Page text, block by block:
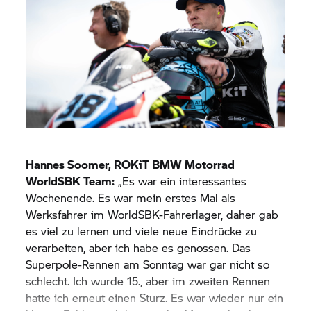
Fahrern an der Spitze zu bleiben, aber wir haben
in Bezug auf die Pace einen großen Schritt nach
vorn gemacht. Deshalb bin ich mit dem Rennen
wirklich sehr zufrieden, und insgesamt hatten wir
ein gutes Wochenende ohne Fehler. Es war
außerdem schön, Miguel wieder in der Box zu
haben, wie er uns unterstützt und einige
Ratschläge gegeben hat. Es war gut, ihn hier zu
daher gibt es nicht viele freie Tage, aber ich
genieße das. Ich freue mich auf Spa und hoffe,
dass wir dort wieder aufs Podium zurückkehren
können.“
Hannes Soomer, ROKiT BMW Motorrad
WorldSBK Team: „Es war ein interessantes
Wochenende. Es war mein erstes Mal als
Werksfahrer im WorldSBK-Fahrerlager, daher gab
es viel zu lernen und viele neue Eindrücke zu
verarbeiten, aber ich habe es genossen. Das
Superpole-Rennen am Sonntag war gar nicht so
schlecht. Ich wurde 15., aber im zweiten Rennen
hatte ich erneut einen Sturz. Es war wieder nur ein